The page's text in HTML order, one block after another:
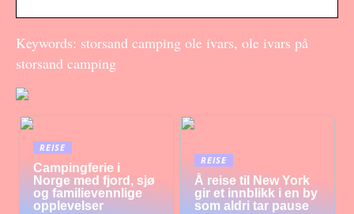
Keywords: storsand camping ole ivars, ole ivars på
storsand camping
REISE
Campingferie i
Norge med fjord, sjø
og familievennlige
opplevelser
REISE
Å reise til New York
gir et innblikk i en by
som aldri tar pause